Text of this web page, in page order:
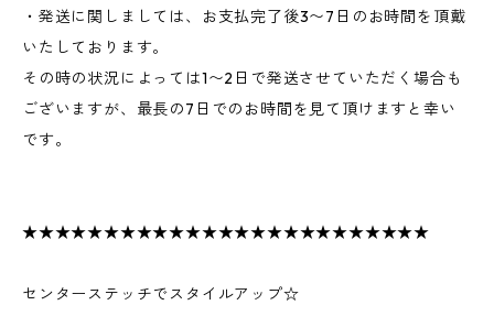
・発送に関しましては、お支払完了後3〜7日のお時間を頂戴
いたしております。
その時の状況によっては1〜2日で発送させていただく場合も
ございますが、最長の7日でのお時間を見て頂けますと幸い
です。
★★★★★★★★★★★★★★★★★★★★★★★★★
センターステッチでスタイルアップ☆